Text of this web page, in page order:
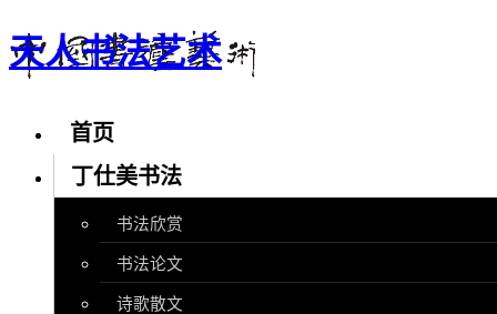
天人书法艺术
首页
丁仕美书法
书法欣赏
书法论文
诗歌散文